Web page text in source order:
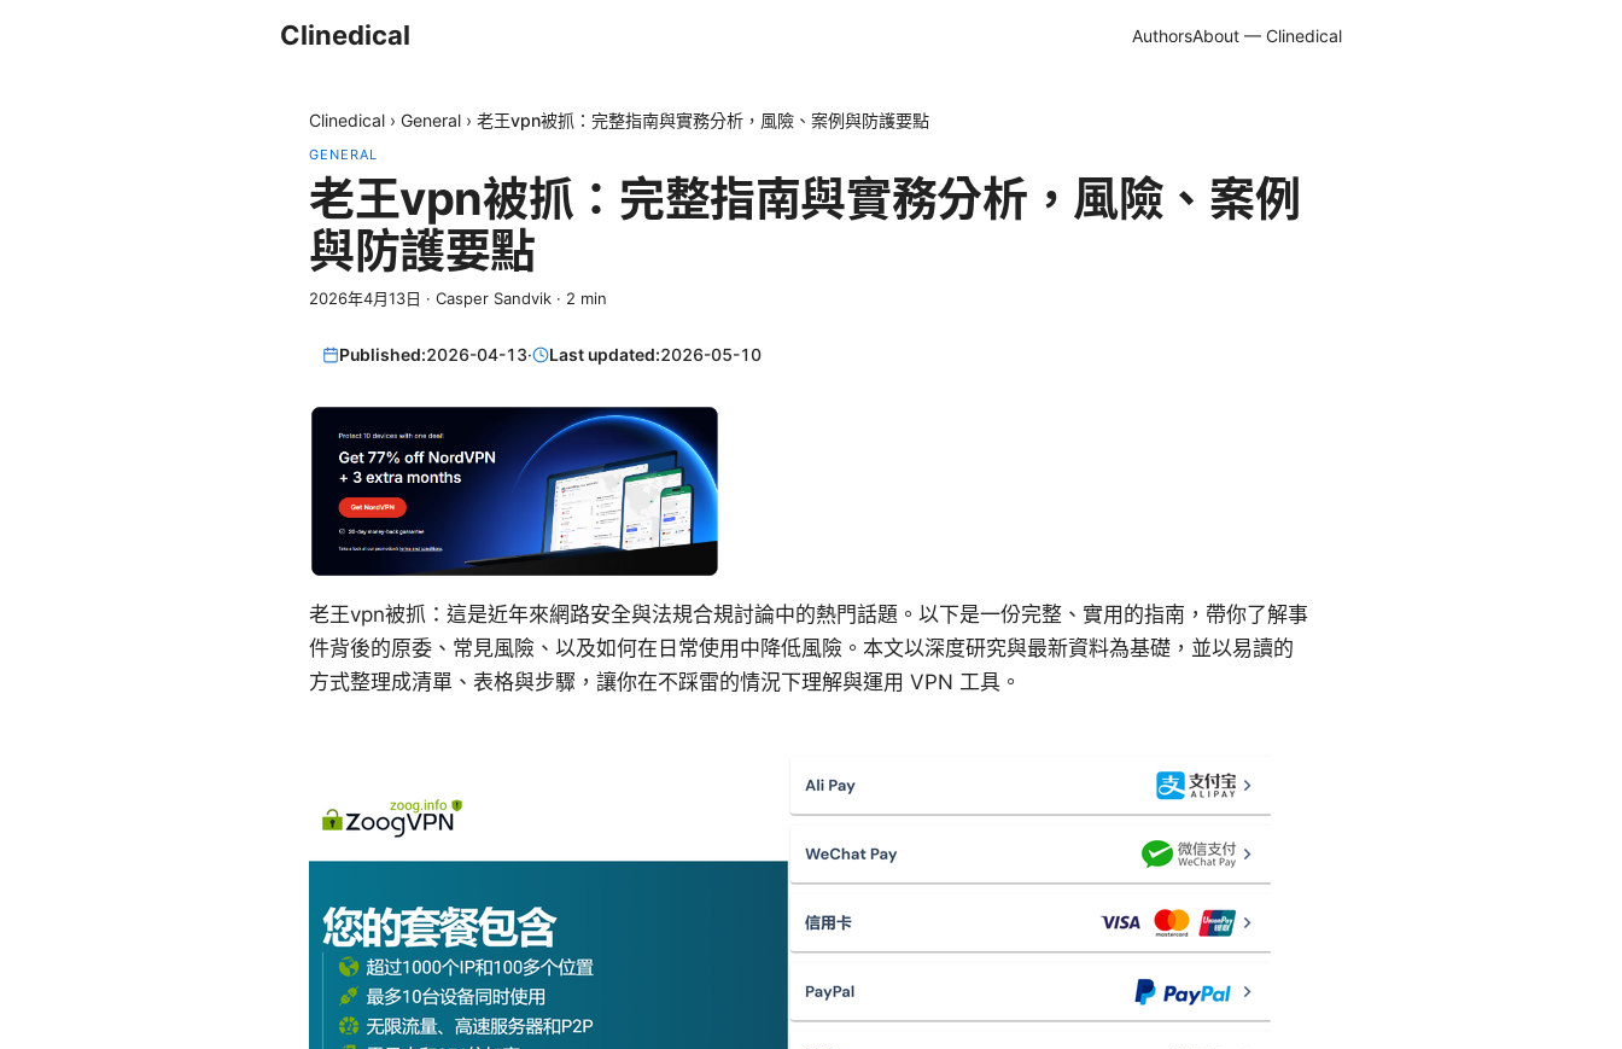
Clinedical AuthorsAbout — Clinedical
Clinedical › General › 老王vpn被抓：完整指南與實務分析，風險、案例與防護要點
GENERAL
老王vpn被抓：完整指南與實務分析，風險、案例
與防護要點
2026年4月13日 · Casper Sandvik · 2 min
Published:2026-04-13· Last updated:2026-05-10
老王vpn被抓：這是近年來網路安全與法規合規討論中的熱門話題。以下是一份完整、實用的指南，帶你了解事
件背後的原委、常見風險、以及如何在日常使用中降低風險。本文以深度研究與最新資料為基礎，並以易讀的
方式整理成清單、表格與步驟，讓你在不踩雷的情況下理解與運用 VPN 工具。